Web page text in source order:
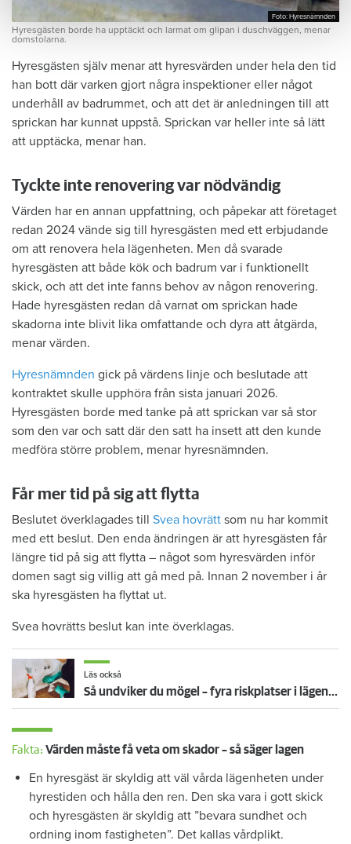
Foto: Hyresnämnden
Foto: Hyresnämnden
Hyresgästen borde ha upptäckt och larmat om glipan i duschväggen, menar
domstolarna.
Hyresgästen själv menar att hyresvärden under hela den tid
han bott där varken gjort några inspektioner eller något
underhåll av badrummet, och att det är anledningen till att
sprickan har kunnat uppstå. Sprickan var heller inte så lätt
att upptäcka, menar han.
Tyckte inte renovering var nödvändig
Värden har en annan uppfattning, och påpekar att företaget
redan 2024 vände sig till hyresgästen med ett erbjudande
om att renovera hela lägenheten. Men då svarade
hyresgästen att både kök och badrum var i funktionellt
skick, och att det inte fanns behov av någon renovering.
Hade hyresgästen redan då varnat om sprickan hade
skadorna inte blivit lika omfattande och dyra att åtgärda,
menar värden.
Hyresnämnden gick på värdens linje och beslutade att
kontraktet skulle upphöra från sista januari 2026.
Hyresgästen borde med tanke på att sprickan var så stor
som den var och satt där den satt ha insett att den kunde
medföra större problem, menar hyresnämnden.
Får mer tid på sig att flytta
Beslutet överklagades till Svea hovrätt som nu har kommit
med ett beslut. Den enda ändringen är att hyresgästen får
längre tid på sig att flytta – något som hyresvärden inför
domen sagt sig villig att gå med på. Innan 2 november i år
ska hyresgästen ha flyttat ut.
Svea hovrätts beslut kan inte överklagas.
Läs också
Så undviker du mögel – fyra riskplatser i lägenheten: ”Måste städa bort”
Fakta: Värden måste få veta om skador – så säger lagen
En hyresgäst är skyldig att väl vårda lägenheten under
hyrestiden och hålla den ren. Den ska vara i gott skick
och hyresgästen är skyldig att ”bevara sundhet och
ordning inom fastigheten”. Det kallas vårdplikt.